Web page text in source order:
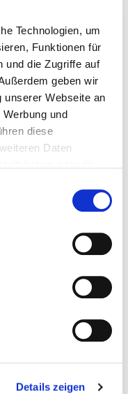
Technologien, um
Funktionen für
und die Zugriffe auf
geben wir
unserer Webseite an
und
diese
Daten
die Weitergabe
kein angemessenes
Daher könnten
z.B. von US-
zur Cookie
über die Cookie -
Details zeigen